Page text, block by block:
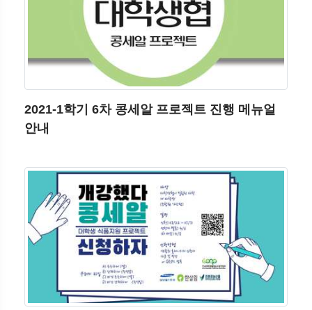
2021-1학기 6차 콩세알 프로젝트 진행 메뉴얼
안내